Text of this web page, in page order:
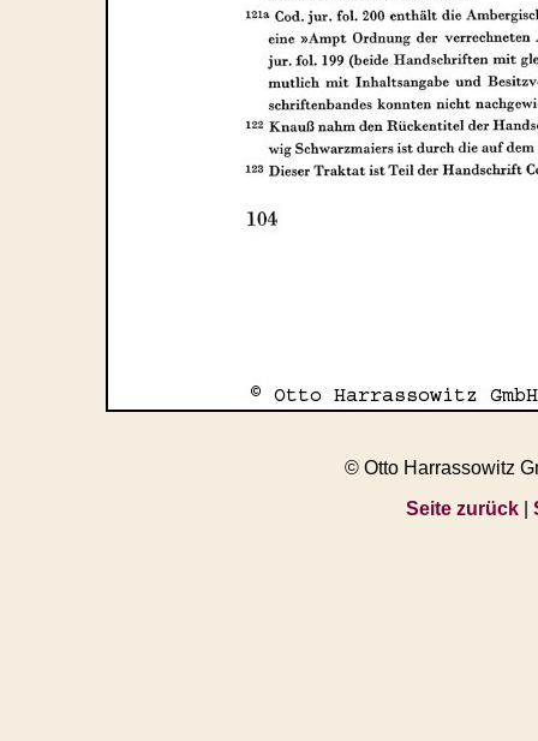
© Otto Harrassowitz
Seite zurück|